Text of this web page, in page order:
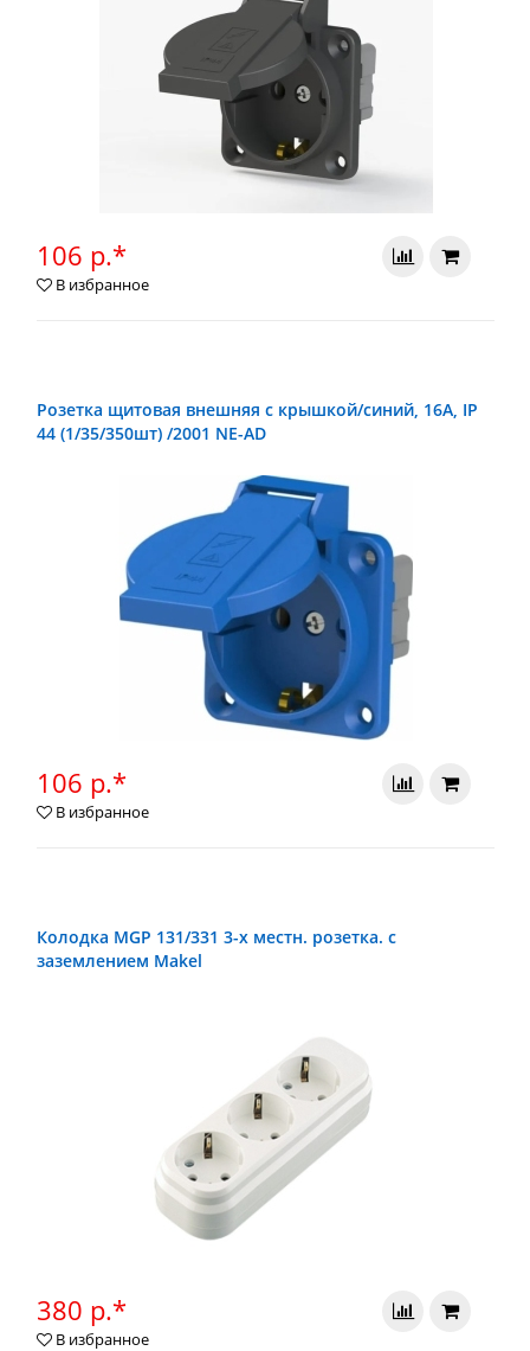
106 р.*
В избранное
Розетка щитовая внешняя с крышкой/синий, 16А, IP
44 (1/35/350шт) /2001 NE-AD
106 р.*
В избранное
Колодка MGP 131/331 3-х местн. розетка. c
заземлением Makel
380 р.*
В избранное